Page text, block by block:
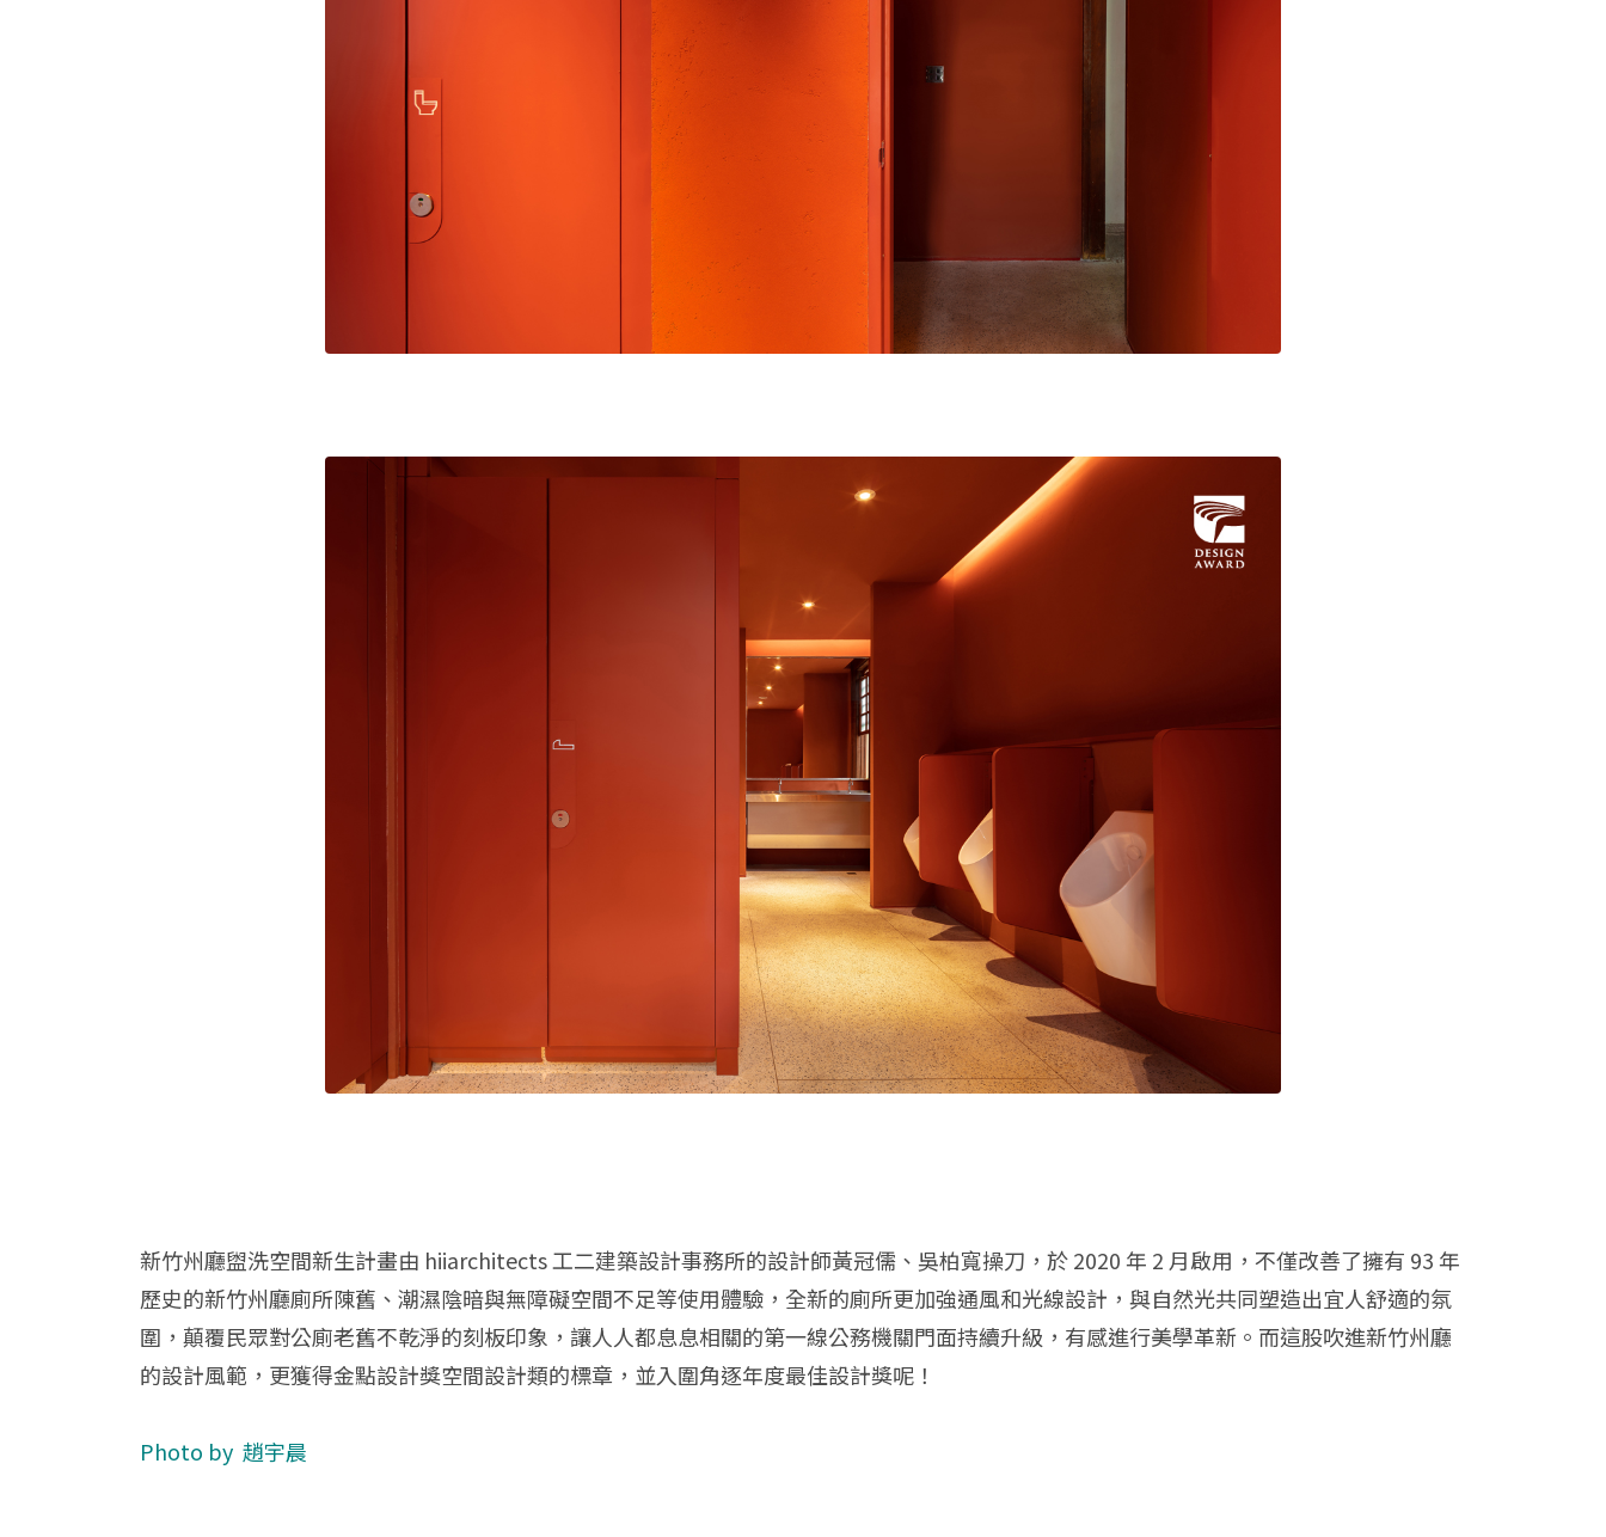
新竹州廳盥洗空間新生計畫由 hiiarchitects 工二建築設計事務所的設計師黃冠儒、吳柏寬操刀，於 2020 年 2 月啟用，不僅改善了擁有 93 年
歷史的新竹州廳廁所陳舊、潮濕陰暗與無障礙空間不足等使用體驗，全新的廁所更加強通風和光線設計，與自然光共同塑造出宜人舒適的氛
圍，顛覆民眾對公廁老舊不乾淨的刻板印象，讓人人都息息相關的第一線公務機關門面持續升級，有感進行美學革新。而這股吹進新竹州廳
的設計風範，更獲得金點設計獎空間設計類的標章，並入圍角逐年度最佳設計獎呢！
Photo by 趙宇晨